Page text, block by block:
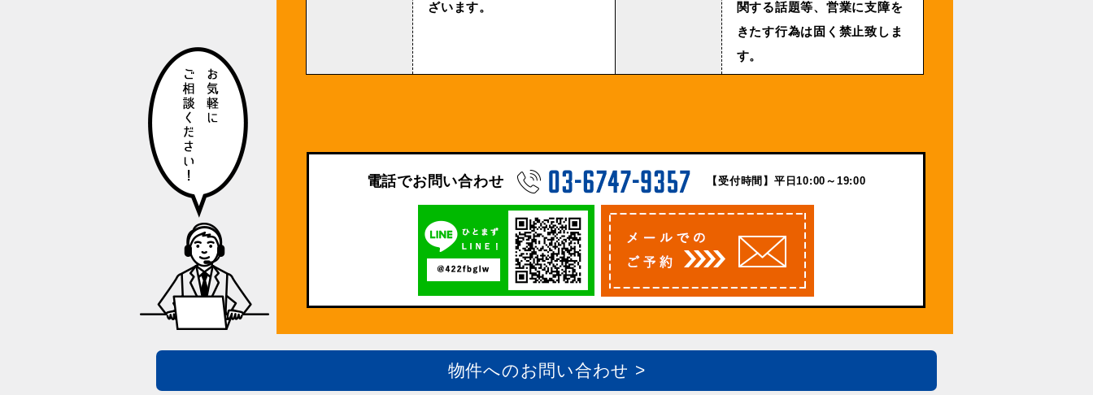
ざいます。
関する話題等、営業に支障を
きたす行為は固く禁止致しま
す。
電話でお問い合わせ 【受付時間】平日10:00～19:00
物件へのお問い合わせ >